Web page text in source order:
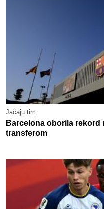
Jačaju tim
Barcelona oborila rekord
transferom